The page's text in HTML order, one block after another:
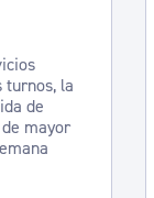
turnos, la
de
mayor